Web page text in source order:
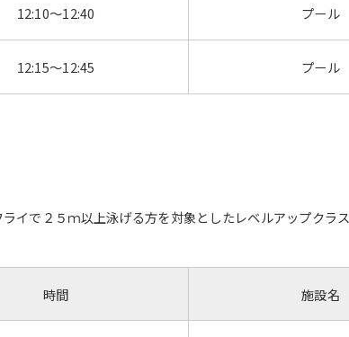
12:10～12:40 プール
12:15～12:45 プール
イで２５ｍ以上泳げる方を対象としたレベルアップクラ
時間 施設名